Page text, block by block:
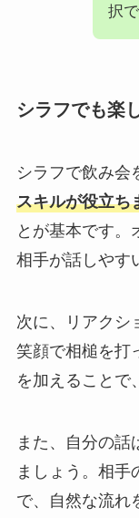
択で
シラフでも楽
シラフで飲み会
スキルが役立ち
とが基本です。
相手が話しやす
次に、リアクシ
笑顔で相槌を打
を加えることで
また、自分の話
ましょう。相手
で、自然な流れ